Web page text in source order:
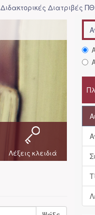
Διδακτορικές Διατριβές ΠΘ
Λέξεις κλειδιά